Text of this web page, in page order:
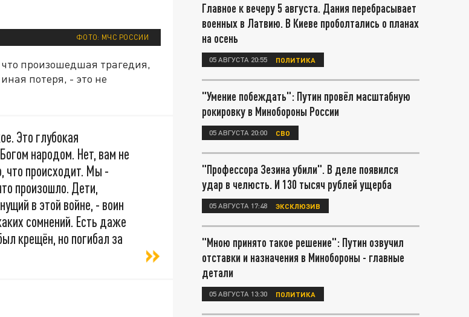
ФОТО: МЧС РОССИИ
произошедшая трагедия,
потеря, - это не
Это глубокая
народом. Нет, вам не
что происходит. Мы -
произошло. Дети,
в этой войне, - воин
сомнений. Есть даже
крещён, но погибал за
Главное к вечеру 5 августа. Дания перебрасывает
военных в Латвию. В Киеве проболтались о планах
на осень
05 АВГУСТА 20:55 ПОЛИТИКА
"Умение побеждать": Путин провёл масштабную
рокировку в Минобороны России
05 АВГУСТА 20:00 СВО
"Профессора Зезина убили". В деле появился
удар в челюсть. И 130 тысяч рублей ущерба
05 АВГУСТА 17:48 ЭКСКЛЮЗИВ
"Мною принято такое решение": Путин озвучил
отставки и назначения в Минобороны - главные
детали
05 АВГУСТА 13:30 ПОЛИТИКА